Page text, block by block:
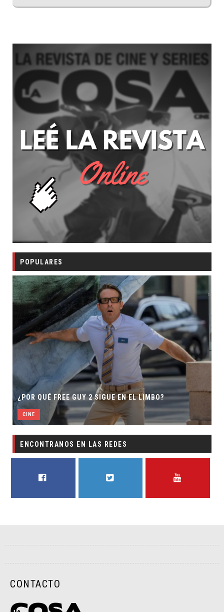
POPULARES
¿POR QUÉ FREE GUY 2 SIGUE EN EL LIMBO?
CINE
ENCONTRANOS EN LAS REDES
CONTACTO